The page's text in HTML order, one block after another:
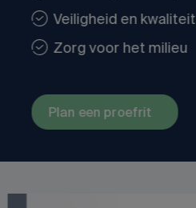
Veiligheid en kwaliteit
Zorg voor het milieu
Plan een proefrit